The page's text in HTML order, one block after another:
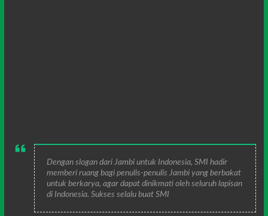
Dengan slogan dari Jambi untuk Indonesia, SMI hadir
memberi ruang bagi penulis-penulis Jambi yang berbakat
untuk berkarya, agar dapat dinikmati oleh seluruh lapisan
di Indonesia. Sukses selalu buat SMI